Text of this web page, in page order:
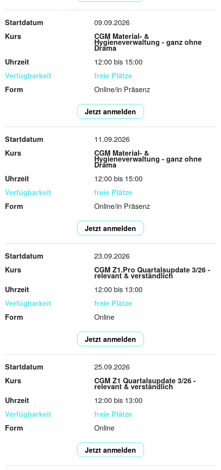
09.09.2026
CGM Material- &
Hygieneverwaltung - ganz ohne
Drama
12:00 bis 15:00
freie Plätze
Online/in Präsenz
Jetzt anmelden
11.09.2026
CGM Material- &
Hygieneverwaltung - ganz ohne
Drama
12:00 bis 15:00
freie Plätze
Online/in Präsenz
Jetzt anmelden
23.09.2026
CGM Z1.Pro Quartalsupdate 3/26 -
relevant & verständlich
12:00 bis 13:00
freie Plätze
Online
Jetzt anmelden
25.09.2026
CGM Z1 Quartalsupdate 3/26 -
relevant & verständlich
12:00 bis 13:00
freie Plätze
Online
Jetzt anmelden